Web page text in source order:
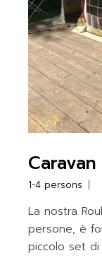
1-4 persons
La nostra
persone, è
piccolo set